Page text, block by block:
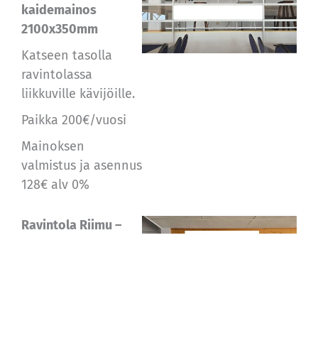
kaidemainos
2100x350mm
Katseen tasolla
ravintolassa
liikkuville kävijöille.
Paikka 200€/vuosi
Mainoksen
valmistus ja asennus
128€ alv 0%
Ravintola Riimu –